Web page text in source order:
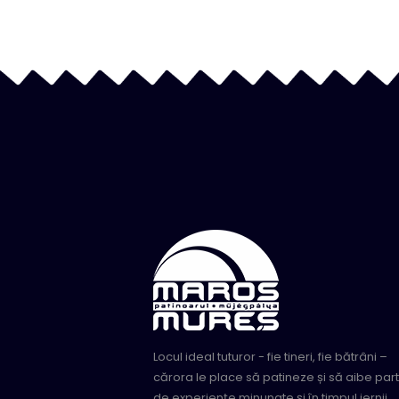
Locul ideal tuturor - fie tineri, fie bătrâni –
cărora le place să patineze și să aibe